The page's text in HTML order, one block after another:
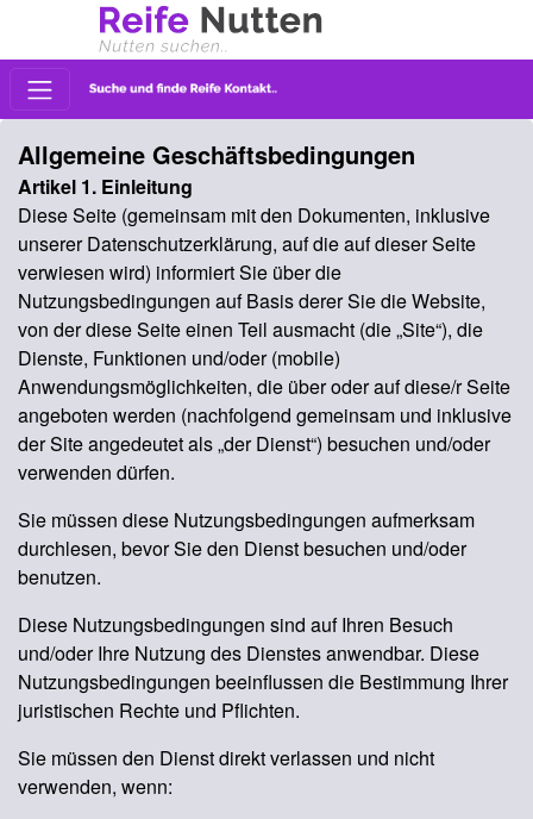
Allgemeine Geschäftsbedingungen
Artikel 1. Einleitung
Diese Seite (gemeinsam mit den Dokumenten, inklusive
unserer Datenschutzerklärung, auf die auf dieser Seite
verwiesen wird) informiert Sie über die
Nutzungsbedingungen auf Basis derer Sie die Website,
von der diese Seite einen Teil ausmacht (die „Site“), die
Dienste, Funktionen und/oder (mobile)
Anwendungsmöglichkeiten, die über oder auf diese/r Seite
angeboten werden (nachfolgend gemeinsam und inklusive
der Site angedeutet als „der Dienst“) besuchen und/oder
verwenden dürfen.
Sie müssen diese Nutzungsbedingungen aufmerksam
durchlesen, bevor Sie den Dienst besuchen und/oder
benutzen.
Diese Nutzungsbedingungen sind auf Ihren Besuch
und/oder Ihre Nutzung des Dienstes anwendbar. Diese
Nutzungsbedingungen beeinflussen die Bestimmung Ihrer
juristischen Rechte und Pflichten.
Sie müssen den Dienst direkt verlassen und nicht
verwenden, wenn: